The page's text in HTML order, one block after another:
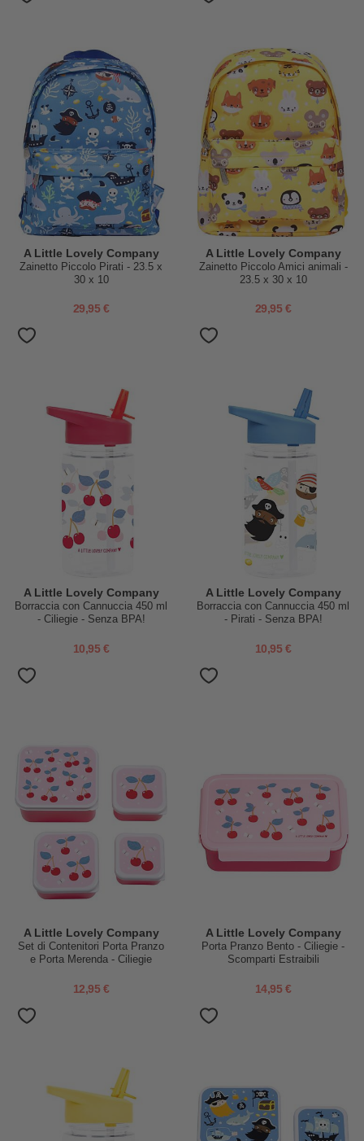
A Little Lovely Company
Zainetto Piccolo Pirati - 23.5 x
30 x 10
29,95 €
A Little Lovely Company
Zainetto Piccolo Amici animali -
23.5 x 30 x 10
29,95 €
A Little Lovely Company
Borraccia con Cannuccia 450 ml
- Ciliegie - Senza BPA!
10,95 €
A Little Lovely Company
Borraccia con Cannuccia 450 ml
- Pirati - Senza BPA!
10,95 €
A Little Lovely Company
Set di Contenitori Porta Pranzo
e Porta Merenda - Ciliegie
12,95 €
A Little Lovely Company
Porta Pranzo Bento - Ciliegie -
Scomparti Estraibili
14,95 €